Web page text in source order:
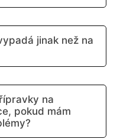
jinak než na
na
pokud mám